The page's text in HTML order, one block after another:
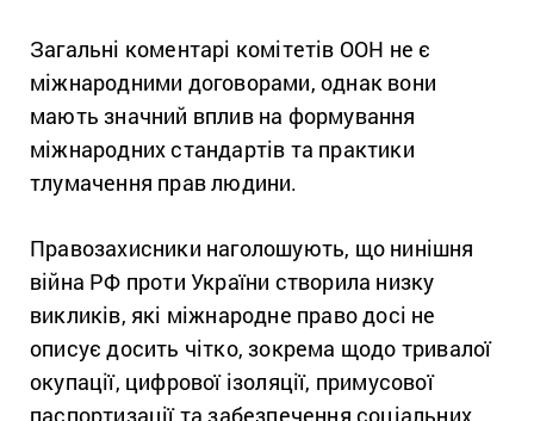
Загальні коментарі комітетів ООН не є
міжнародними договорами, однак вони
мають значний вплив на формування
міжнародних стандартів та практики
тлумачення прав людини.
Правозахисники наголошують, що нинішня
війна РФ проти України створила низку
викликів, які міжнародне право досі не
описує досить чітко, зокрема щодо тривалої
окупації, цифрової ізоляції, примусової